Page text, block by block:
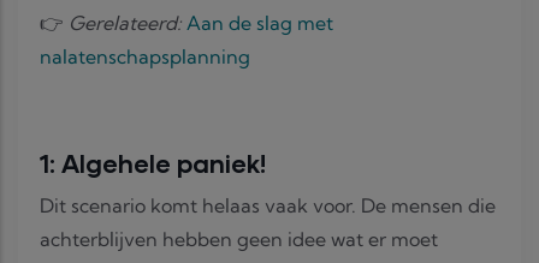
👉 Gerelateerd: Aan de slag met
nalatenschapsplanning
1: Algehele paniek!
Dit scenario komt helaas vaak voor. De mensen die
achterblijven hebben geen idee wat er moet